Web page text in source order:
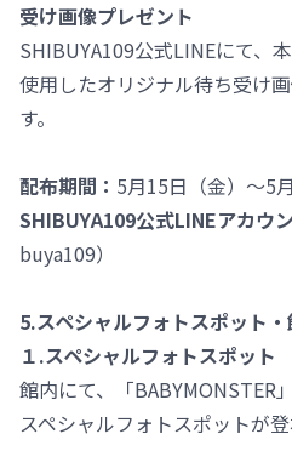
受け画像プレゼント
SHIBUYA109公式LINEにて、
使用したオリジナル待ち受け
す。
配布期間： 5月15日（金）～5
SHIBUYA109公式LINEアカウ
buya109）
5.スペシャルフォトスポット
１.スペシャルフォトスポット
館内にて、「BABYMONSTER
スペシャルフォトスポットが登